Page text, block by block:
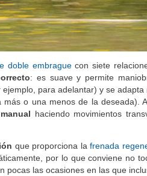
doble embraguecon siete
: es suave y permite
para adelantar) y se
o una menos de la deseada).
haciendo movimientos
que proporciona lafrenada
por lo que conviene no
pocas las ocasiones en las que